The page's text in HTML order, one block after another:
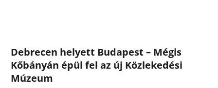
Debrecen helyett Budapest – Mégis
Kőbányán épül fel az új Közlekedési
Múzeum